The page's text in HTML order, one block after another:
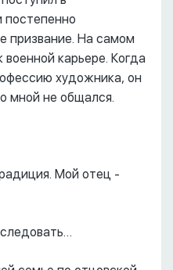
призвание. На самом
карьере. Когда
художника, он
мной не общался.
Мой отец -